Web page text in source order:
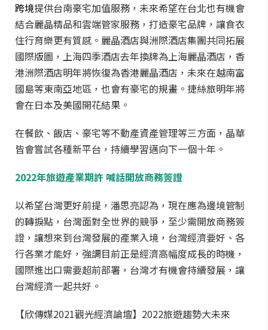
跨境提供台南豪宅加值服務，未來希望在台北也有機會
結合麗晶精品和雲端管家服務，打造豪宅品牌，讓食衣
住行育樂更有質感。麗晶酒店與洲際酒店集團共同拓展
國際版圖，上海四季酒店去年換牌為上海麗晶酒店，香
港洲際酒店明年將恢復為香港麗晶酒店，未來在越南富
國島等東南亞地區，也會有豪宅的規畫。捷絲旅明年將
會在日本及美國開花結果。
在餐飲、飯店、豪宅等不動產資產管理等三方面，晶華
皆會嘗試各種新平台，持續學習邁向下一個十年。
2022年旅遊產業期許 喊話開放商務簽證
以希望台灣更好前提，潘思亮認為，現在應為邊境管制
的轉捩點，台灣面對全世界的競爭，至少需開放商務簽
證，讓想來到台灣發展的產業入境，台灣經濟要好、各
行各業才能好，強調目前正是經濟高幅度成長的時機，
國際進出口需要超前部署，台灣才有機會持續發展，讓
台灣經濟一起共好。
【欣傳媒2021觀光經濟論壇】2022旅遊趨勢大未來